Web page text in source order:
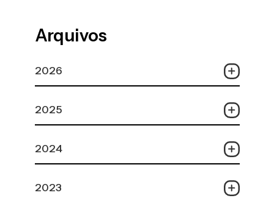
Arquivos
2026
2025
2024
2023